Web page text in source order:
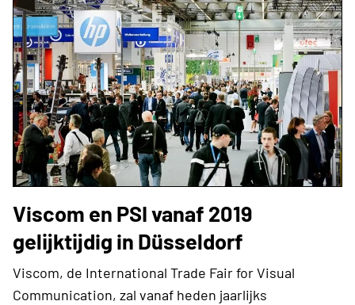
Abonnementen
Viscom en PSI vanaf 2019
gelijktijdig in Düsseldorf
Viscom, de International Trade Fair for Visual
Communication, zal vanaf heden jaarlijks